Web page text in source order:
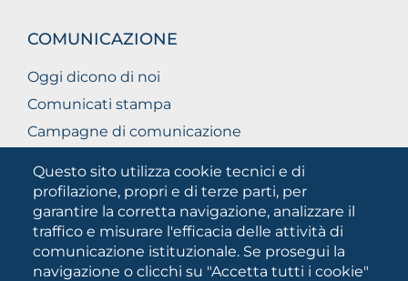
Questo sito utilizza cookie tecnici e di
profilazione, propri e di terze parti, per
garantire la corretta navigazione, analizzare il
traffico e misurare l'efficacia delle attività di
comunicazione istituzionale. Se prosegui la
navigazione o clicchi su "Accetta tutti i cookie"
COMUNICAZIONE
Oggi dicono di noi
Comunicati stampa
Campagne di comunicazione
Unifg Mag
Manuale di identità visiva
Facts and figures